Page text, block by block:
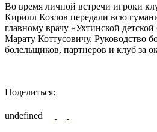
Во время личной встречи игроки
Кирилл Козлов передали всю
главному врачу «Ухтинской
Марату Коттусовичу. Руководство
болельщиков, партнеров и клуб за
Поделиться:
undefined